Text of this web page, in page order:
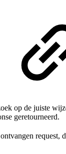
op de juiste
geretourneerd.
request,